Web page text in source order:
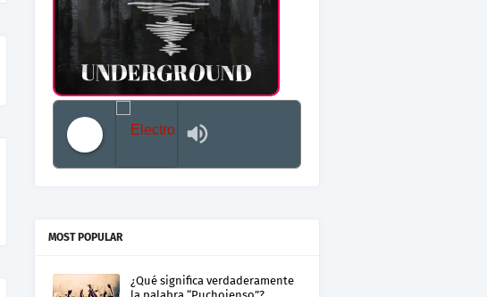
MOST POPULAR
¿Qué significa verdaderamente